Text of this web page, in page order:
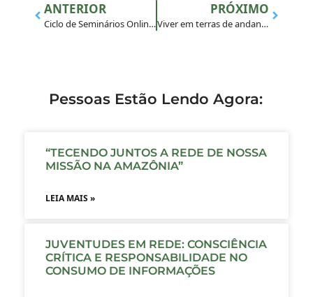
ANTERIOR
Ciclo de Seminários Online aborda racismo e antirracismo no Brasil
PRÓXIMO
Viver em terras de andanças
Pessoas Estão Lendo Agora:
“TECENDO JUNTOS A REDE DE NOSSA
MISSÃO NA AMAZÔNIA”
LEIA MAIS »
JUVENTUDES EM REDE: CONSCIÊNCIA
CRÍTICA E RESPONSABILIDADE NO
CONSUMO DE INFORMAÇÕES